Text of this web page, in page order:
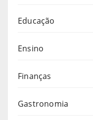
Educação
Ensino
Finanças
Gastronomia